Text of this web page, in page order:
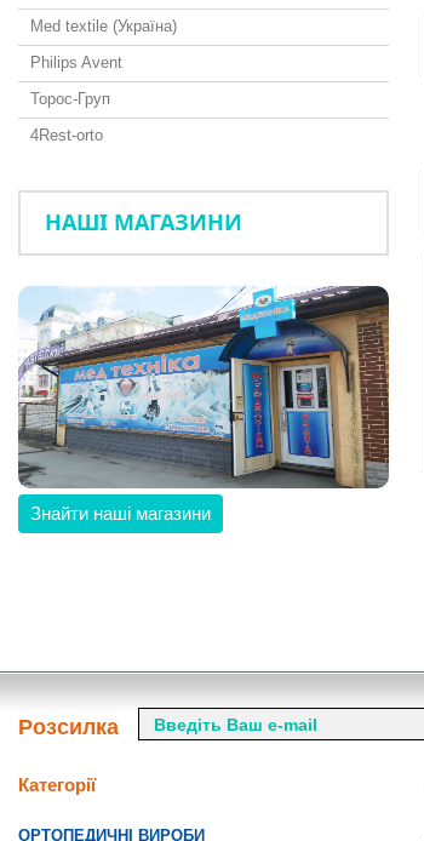
Med textile (Україна)
Philips Avent
Торос-Груп
4Rest-orto
НАШІ МАГАЗИНИ
Знайти наші магазини
Розсилка
Категорії
ОРТОПЕДИЧНІ ВИРОБИ